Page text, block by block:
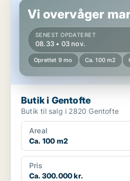
Vi overvåger
SENEST OPDATERET
08.33 • 03 nov.
Oprettet 9 mo Ca. 100 m2
Butik i Gentofte
Butik til salg i 2820 Gentofte
Areal
Ca. 100 m2
Pris
Ca. 300.000 kr.